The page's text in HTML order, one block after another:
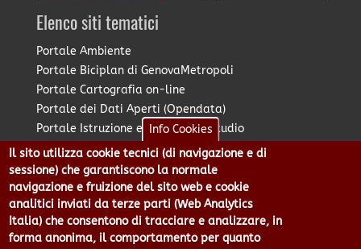
Elenco siti tematici
Portale Ambiente
Portale Biciplan di GenovaMetropoli
Portale Cartografia on-line
Portale dei Dati Aperti (Opendata)
Portale Istruzione e Diritto allo Studio
Portale Marketing Territoriale
Portale Piano Strategico Metropolitano
Portale PUMS di GenovaMetropoli
Portale Stazione Unica Appaltante
Pratico: procedimenti e istanze online
Info Cookies
Il sito utilizza cookie tecnici (di navigazione e di
sessione) che garantiscono la normale
navigazione e fruizione del sito web e cookie
analitici inviati da terze parti (Web Analytics
Italia) che consentono di tracciare e analizzare, in
forma anonima, il comportamento per quanto